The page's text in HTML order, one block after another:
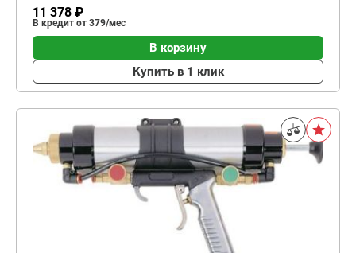
11 378 ₽
В кредит от 379/мес
В корзину
Купить в 1 клик